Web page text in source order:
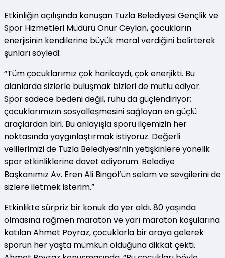
Etkinliğin açılışında konuşan Tuzla Belediyesi Gençlik ve
Spor Hizmetleri Müdürü Onur Ceylan, çocukların
enerjisinin kendilerine büyük moral verdiğini belirterek
şunları söyledi:
“Tüm çocuklarımız çok harikaydı, çok enerjikti. Bu
alanlarda sizlerle buluşmak bizleri de mutlu ediyor.
Spor sadece bedeni değil, ruhu da güçlendiriyor;
çocuklarımızın sosyalleşmesini sağlayan en güçlü
araçlardan biri. Bu anlayışla sporu ilçemizin her
noktasında yaygınlaştırmak istiyoruz. Değerli
velilerimizi de Tuzla Belediyesi’nin yetişkinlere yönelik
spor etkinliklerine davet ediyorum. Belediye
Başkanımız Av. Eren Ali Bingöl’ün selam ve sevgilerini de
sizlere iletmek isterim.”
Etkinlikte sürpriz bir konuk da yer aldı. 80 yaşında
olmasına rağmen maraton ve yarı maraton koşularına
katılan Ahmet Poyraz, çocuklarla bir araya gelerek
sporun her yaşta mümkün olduğuna dikkat çekti.